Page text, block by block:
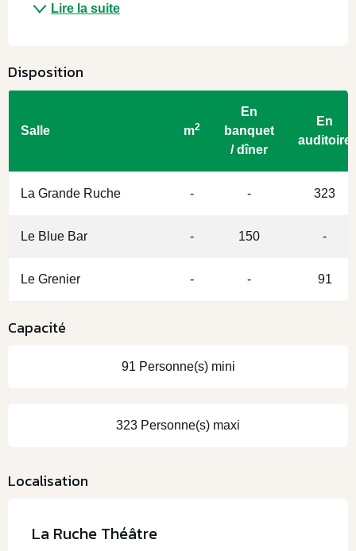
Lire la suite
Disposition
Salle m2
En
banquet
/ dîner
En
auditoire
La Grande Ruche - - 323
Le Blue Bar - 150 -
Le Grenier - - 91
Capacité
91 Personne(s) mini
323 Personne(s) maxi
Localisation
La Ruche Théâtre